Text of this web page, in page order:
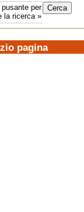
per
la ricerca »
pagina